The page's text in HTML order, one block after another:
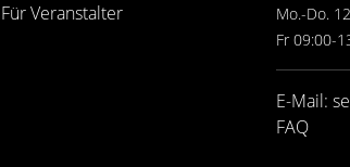
Für Veranstalter
Mo.-Do.
Fr 09:00-
E-Mail:
FAQ